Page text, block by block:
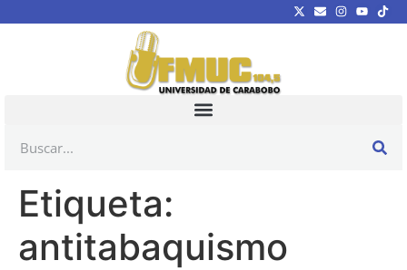
Etiqueta:
antitabaquismo